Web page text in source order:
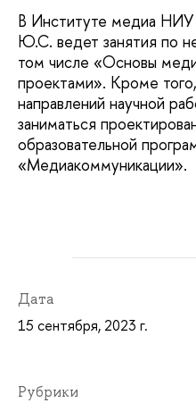
В Институте медиа
Ю.С. ведет занятия по
том числе «Основы
проектами». Кроме
направлений научной
заниматься
образовательной
«Медиакоммуникации».
Дата
15 сентября, 2023 г.
Рубрики